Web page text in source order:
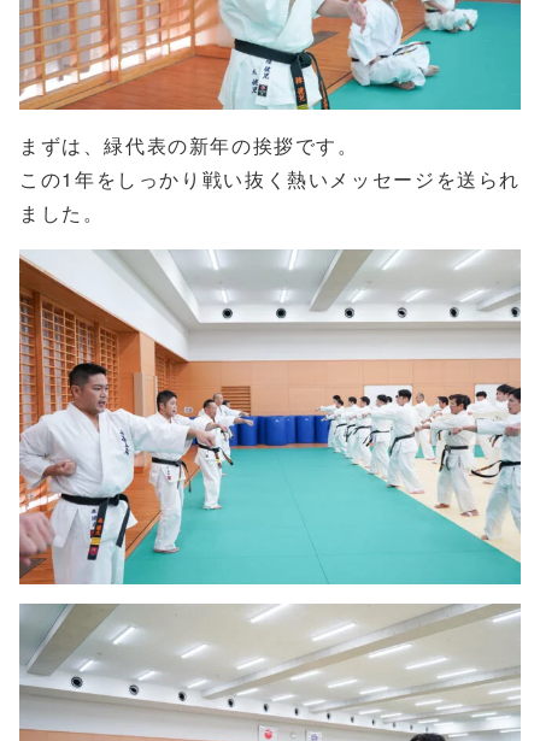
まずは、緑代表の新年の挨拶です。
この1年をしっかり戦い抜く熱いメッセージを送られ
ました。